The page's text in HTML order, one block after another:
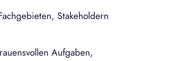
Stakeholdern
Aufgaben,